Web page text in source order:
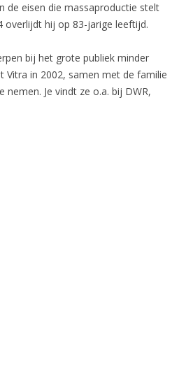
de eisen die massaproductie stelt
overlijdt hij op 83-jarige leeftijd.
bij het grote publiek minder
Vitra in 2002, samen met de familie
Je vindt ze o.a. bij DWR,